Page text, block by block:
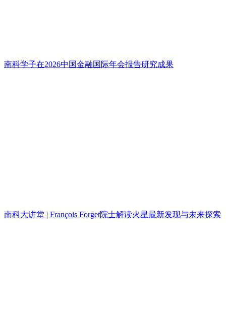
南科学子在2026中国金融国际年会报告研究成果
南科大讲堂 | François Forget院士解读火星最新发现与未来探索